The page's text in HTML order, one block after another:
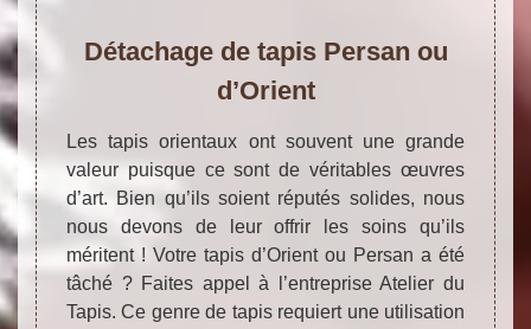
Détachage de tapis Persan ou
d’Orient
Les tapis orientaux ont souvent une grande
valeur puisque ce sont de véritables œuvres
d’art. Bien qu’ils soient réputés solides, nous
nous devons de leur offrir les soins qu’ils
méritent ! Votre tapis d’Orient ou Persan a été
tâché ? Faites appel à l’entreprise Atelier du
Tapis. Ce genre de tapis requiert une utilisation